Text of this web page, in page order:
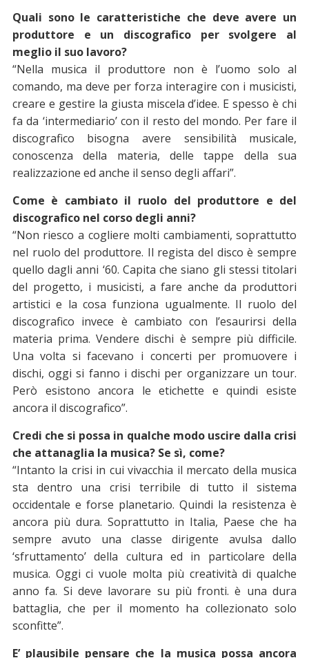
Quali sono le caratteristiche che deve avere un
produttore e un discografico per svolgere al
meglio il suo lavoro?
“Nella musica il produttore non è l’uomo solo al
comando, ma deve per forza interagire con i musicisti,
creare e gestire la giusta miscela d’idee. E spesso è chi
fa da ‘intermediario’ con il resto del mondo. Per fare il
discografico bisogna avere sensibilità musicale,
conoscenza della materia, delle tappe della sua
realizzazione ed anche il senso degli affari”.
Come è cambiato il ruolo del produttore e del
discografico nel corso degli anni?
“Non riesco a cogliere molti cambiamenti, soprattutto
nel ruolo del produttore. Il regista del disco è sempre
quello dagli anni ‘60. Capita che siano gli stessi titolari
del progetto, i musicisti, a fare anche da produttori
artistici e la cosa funziona ugualmente. Il ruolo del
discografico invece è cambiato con l’esaurirsi della
materia prima. Vendere dischi è sempre più difficile.
Una volta si facevano i concerti per promuovere i
dischi, oggi si fanno i dischi per organizzare un tour.
Però esistono ancora le etichette e quindi esiste
ancora il discografico”.
Credi che si possa in qualche modo uscire dalla crisi
che attanaglia la musica? Se sì, come?
“Intanto la crisi in cui vivacchia il mercato della musica
sta dentro una crisi terribile di tutto il sistema
occidentale e forse planetario. Quindi la resistenza è
ancora più dura. Soprattutto in Italia, Paese che ha
sempre avuto una classe dirigente avulsa dallo
‘sfruttamento’ della cultura ed in particolare della
musica. Oggi ci vuole molta più creatività di qualche
anno fa. Si deve lavorare su più fronti. è una dura
battaglia, che per il momento ha collezionato solo
sconfitte”.
E’ plausibile pensare che la musica possa ancora